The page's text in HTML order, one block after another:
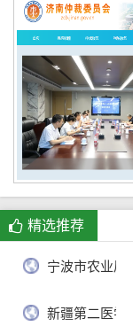
精选推荐
宁波市农业局
新疆第二医学